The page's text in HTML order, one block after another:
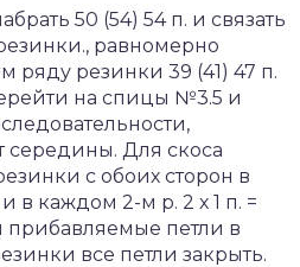
50 (54) 54 п. и связать
равномерно
ряду резинки 39 (41) 47 п.
на спицы №3.5 и
середины. Для скоса
с обоих сторон в
в каждом 2-м р. 2 х 1 п. =
прибавляемые петли в
все петли закрыть.